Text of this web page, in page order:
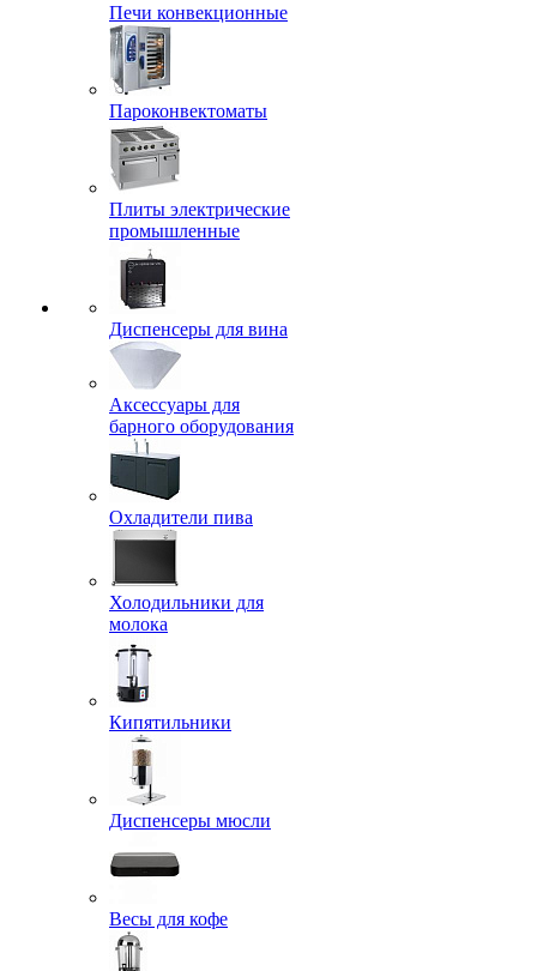
Печи конвекционные
Пароконвектоматы
Плиты электрические
промышленные
Диспенсеры для вина
Аксессуары для
барного оборудования
Охладители пива
Холодильники для
молока
Кипятильники
Диспенсеры мюсли
Весы для кофе